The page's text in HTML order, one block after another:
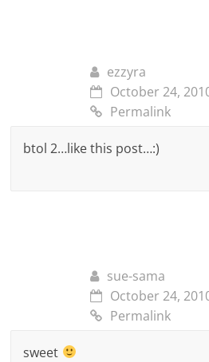
ezzyra
October 24,
Permalink
btol 2…like this post…:)
sue-sama
October 24,
Permalink
sweet